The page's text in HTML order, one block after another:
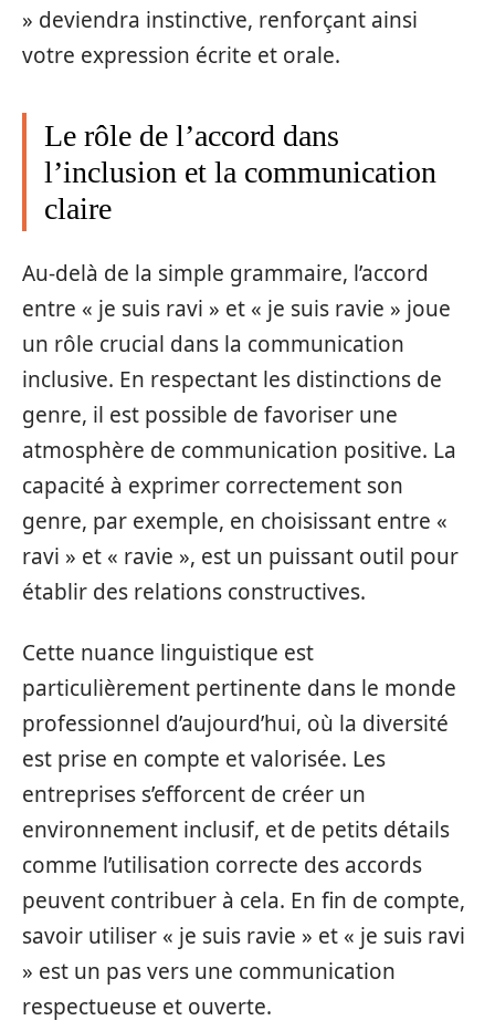
» deviendra instinctive, renforçant ainsi
votre expression écrite et orale.
Le rôle de l’accord dans
l’inclusion et la communication
claire
Au-delà de la simple grammaire, l’accord
entre « je suis ravi » et « je suis ravie » joue
un rôle crucial dans la communication
inclusive. En respectant les distinctions de
genre, il est possible de favoriser une
atmosphère de communication positive. La
capacité à exprimer correctement son
genre, par exemple, en choisissant entre «
ravi » et « ravie », est un puissant outil pour
établir des relations constructives.
Cette nuance linguistique est
particulièrement pertinente dans le monde
professionnel d’aujourd’hui, où la diversité
est prise en compte et valorisée. Les
entreprises s’efforcent de créer un
environnement inclusif, et de petits détails
comme l’utilisation correcte des accords
peuvent contribuer à cela. En fin de compte,
savoir utiliser « je suis ravie » et « je suis ravi
» est un pas vers une communication
respectueuse et ouverte.